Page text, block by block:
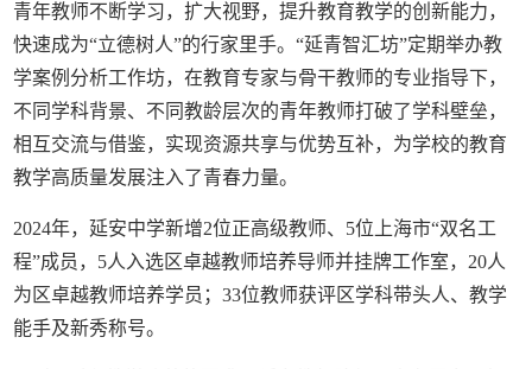
青年教师不断学习，扩大视野，提升教育教学的创新能力，
快速成为“立德树人”的行家里手。“延青智汇坊”定期举办教
学案例分析工作坊，在教育专家与骨干教师的专业指导下，
不同学科背景、不同教龄层次的青年教师打破了学科壁垒，
相互交流与借鉴，实现资源共享与优势互补，为学校的教育
教学高质量发展注入了青春力量。
2024年，延安中学新增2位正高级教师、5位上海市“双名工
程”成员，5人入选区卓越教师培养导师并挂牌工作室，20人
为区卓越教师培养学员；33位教师获评区学科带头人、教学
能手及新秀称号。